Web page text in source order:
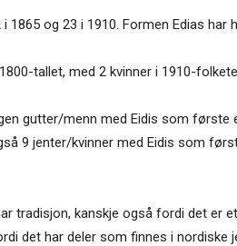
1865 og 23 i 1910. Formen Edias
tallet, med 2 kvinner i 1910-
gutter/menn med Eidis som
9 jenter/kvinner med Eidis som
tradisjon, kanskje også fordi det er
det har deler som finnes i nordiske